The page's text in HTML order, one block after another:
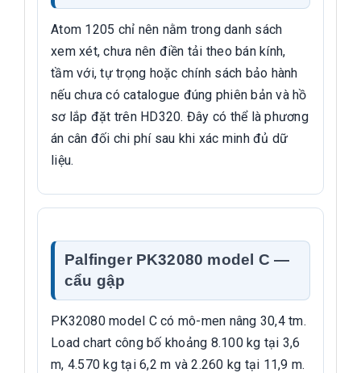
Atom 1205 chỉ nên nằm trong danh sách
xem xét, chưa nên điền tải theo bán kính,
tầm với, tự trọng hoặc chính sách bảo hành
nếu chưa có catalogue đúng phiên bản và hồ
sơ lắp đặt trên HD320. Đây có thể là phương
án cân đối chi phí sau khi xác minh đủ dữ
liệu.
Palfinger PK32080 model C —
cẩu gập
PK32080 model C có mô-men nâng 30,4 tm.
Load chart công bố khoảng 8.100 kg tại 3,6
m, 4.570 kg tại 6,2 m và 2.260 kg tại 11,9 m.